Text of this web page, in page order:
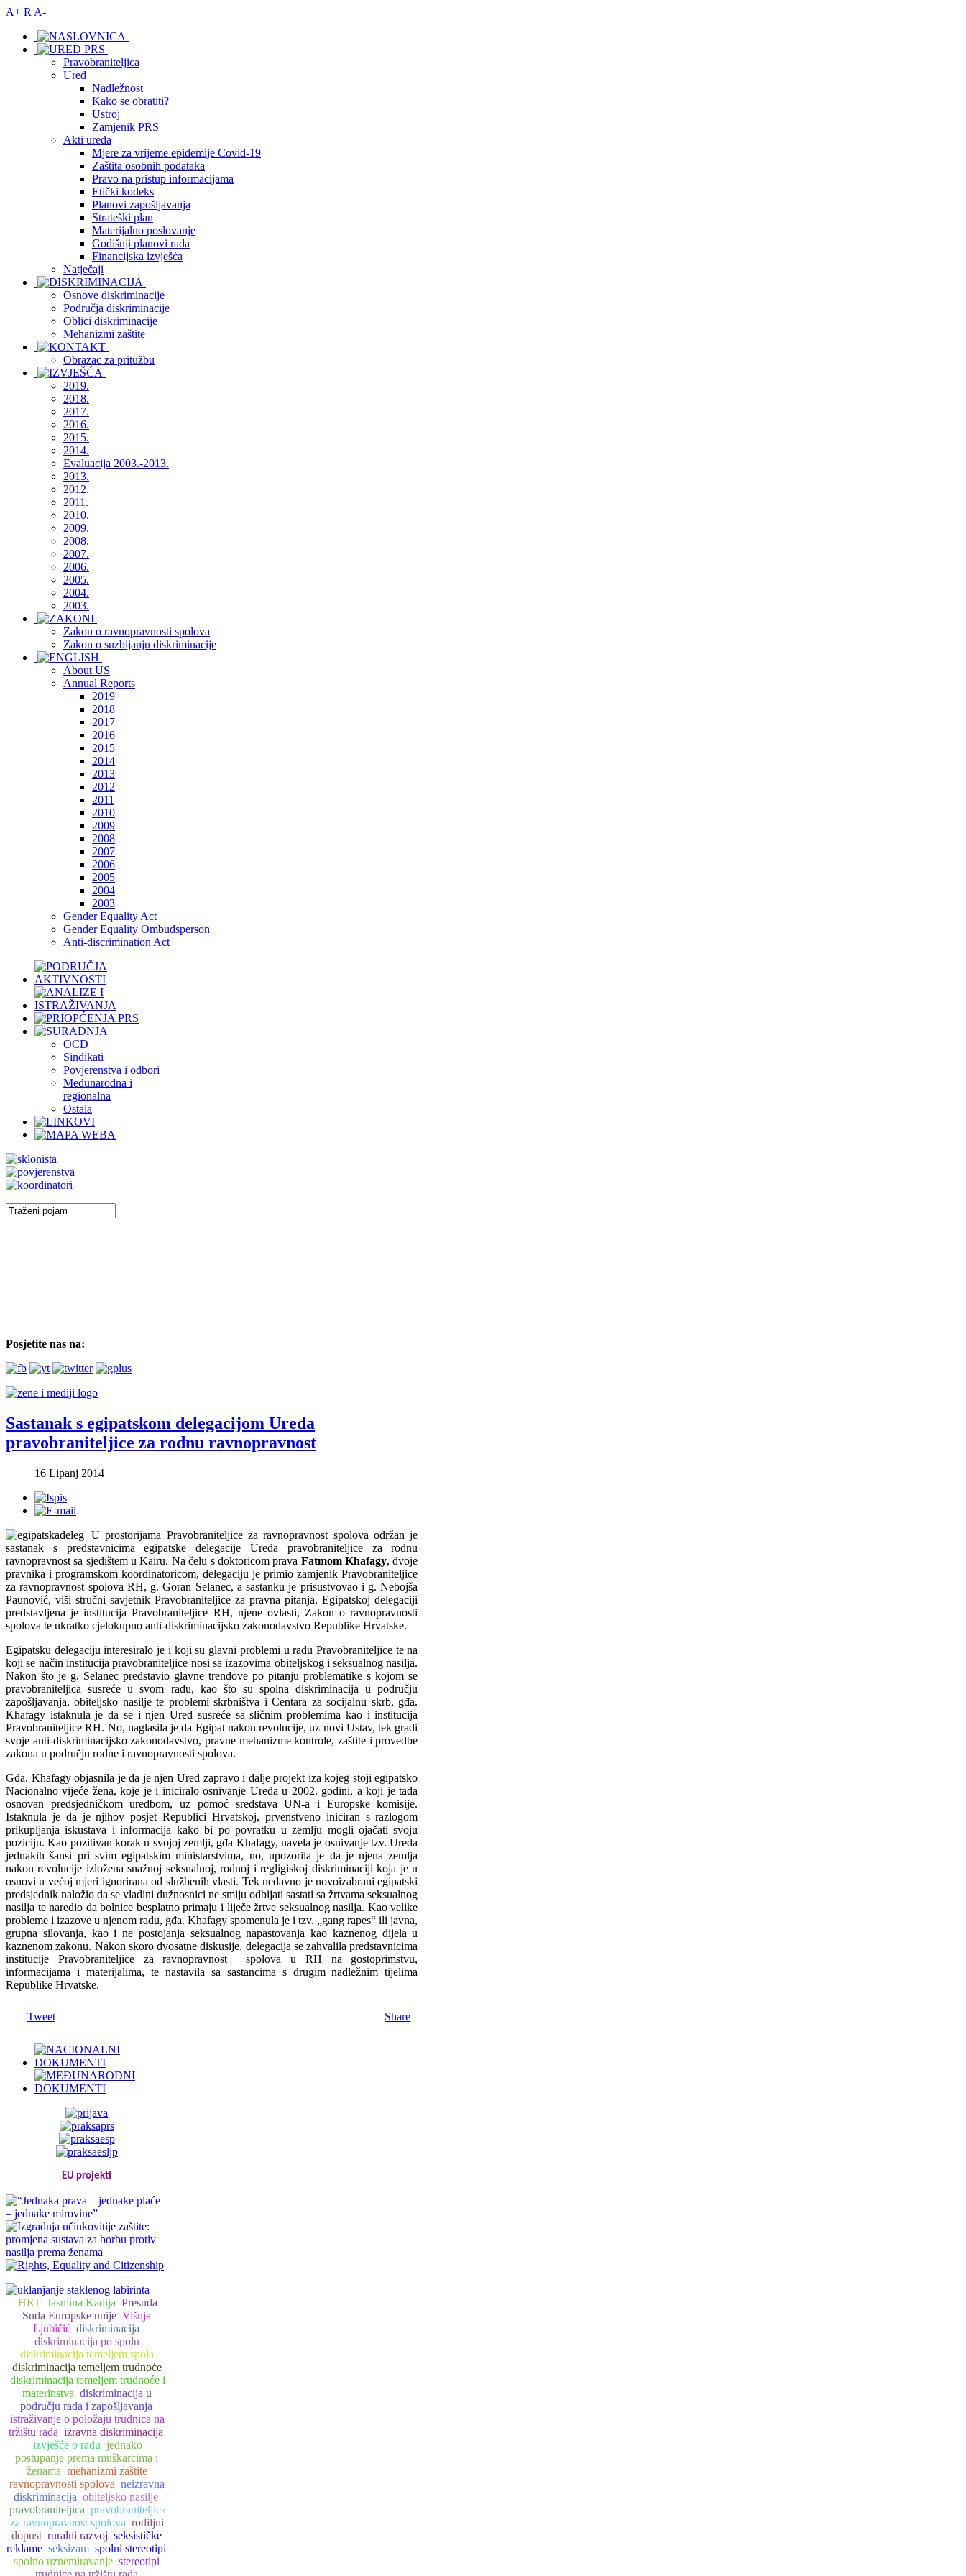
A+ R A-
Pravobraniteljica
Ured
Nadležnost
Kako se obratiti?
Ustroj
Zamjenik PRS
Akti ureda
Mjere za vrijeme epidemije Covid-19
Zaštita osobnih podataka
Pravo na pristup informacijama
Etički kodeks
Planovi zapošljavanja
Strateški plan
Materijalno poslovanje
Godišnji planovi rada
Financijska izvješća
Natječaji
Osnove diskriminacije
Područja diskriminacije
Oblici diskriminacije
Mehanizmi zaštite
Obrazac za pritužbu
2019.
2018.
2017.
2016.
2015.
2014.
Evaluacija 2003.-2013.
2013.
2012.
2011.
2010.
2009.
2008.
2007.
2006.
2005.
2004.
2003.
Zakon o ravnopravnosti spolova
Zakon o suzbijanju diskriminacije
About US
Annual Reports
2019
2018
2017
2016
2015
2014
2013
2012
2011
2010
2009
2008
2007
2006
2005
2004
2003
Gender Equality Act
Gender Equality Ombudsperson
Anti-discrimination Act
OCD
Sindikati
Povjerenstva i odbori
Međunarodna i
regionalna
Ostala
Posjetite nas na:
Sastanak s egipatskom delegacijom Ureda
pravobraniteljice za rodnu ravnopravnost
16 Lipanj 2014
U prostorijama Pravobraniteljice za ravnopravnost spolova održan je
sastanak s predstavnicima egipatske delegacije Ureda pravobraniteljice za rodnu
ravnopravnost sa sjedištem u Kairu. Na čelu s doktoricom prava Fatmom Khafagy, dvoje
pravnika i programskom koordinatoricom, delegaciju je primio zamjenik Pravobraniteljice
za ravnopravnost spolova RH, g. Goran Selanec, a sastanku je prisustvovao i g. Nebojša
Paunović, viši stručni savjetnik Pravobraniteljice za pravna pitanja. Egipatskoj delegaciji
predstavljena je institucija Pravobraniteljice RH, njene ovlasti, Zakon o ravnopravnosti
spolova te ukratko cjelokupno anti-diskriminacijsko zakonodavstvo Republike Hrvatske.
Egipatsku delegaciju interesiralo je i koji su glavni problemi u radu Pravobraniteljice te na
koji se način institucija pravobraniteljice nosi sa izazovima obiteljskog i seksualnog nasilja.
Nakon što je g. Selanec predstavio glavne trendove po pitanju problematike s kojom se
pravobraniteljica susreće u svom radu, kao što su spolna diskriminacija u području
zapošljavanja, obiteljsko nasilje te problemi skrbništva i Centara za socijalnu skrb, gđa.
Khafagy istaknula je da se i njen Ured susreće sa sličnim problemima kao i institucija
Pravobraniteljice RH. No, naglasila je da Egipat nakon revolucije, uz novi Ustav, tek gradi
svoje anti-diskriminacijsko zakonodavstvo, pravne mehanizme kontrole, zaštite i provedbe
zakona u području rodne i ravnopravnosti spolova.
Gđa. Khafagy objasnila je da je njen Ured zapravo i dalje projekt iza kojeg stoji egipatsko
Nacionalno vijeće žena, koje je i iniciralo osnivanje Ureda u 2002. godini, a koji je tada
osnovan predsjedničkom uredbom, uz pomoć sredstava UN-a i Europske komisije.
Istaknula je da je njihov posjet Republici Hrvatskoj, prvenstveno iniciran s razlogom
prikupljanja iskustava i informacija kako bi po povratku u zemlju mogli ojačati svoju
poziciju. Kao pozitivan korak u svojoj zemlji, gđa Khafagy, navela je osnivanje tzv. Ureda
jednakih šansi pri svim egipatskim ministarstvima, no, upozorila je da je njena zemlja
nakon revolucije izložena snažnoj seksualnoj, rodnoj i regligiskoj diskriminaciji koja je u
osnovi u većoj mjeri ignorirana od službenih vlasti. Tek nedavno je novoizabrani egipatski
predsjednik naložio da se vladini dužnosnici ne smiju odbijati sastati sa žrtvama seksualnog
nasilja te naredio da bolnice besplatno primaju i liječe žrtve seksualnog nasilja. Kao velike
probleme i izazove u njenom radu, gđa. Khafagy spomenula je i tzv. „gang rapes“ ili javna,
grupna silovanja, kao i ne postojanja seksualnog napastovanja kao kaznenog dijela u
kaznenom zakonu. Nakon skoro dvosatne diskusije, delegacija se zahvalila predstavnicima
institucije Pravobraniteljice za ravnopravnost spolova u RH na gostoprimstvu,
informacijama i materijalima, te nastavila sa sastancima s drugim nadležnim tijelima
Republike Hrvatske.
Tweet Share
EU projekti
HRT Jasmina Kadija Presuda
Suda Europske unije Višnja
Ljubičić diskriminacija
diskriminacija po spolu
diskriminacija temeljem spola
diskriminacija temeljem trudnoće
diskriminacija temeljem trudnoće i
materinstva diskriminacija u
području rada i zapošljavanja
istraživanje o položaju trudnica na
tržištu rada izravna diskriminacija
izvješće o radu jednako
postupanje prema muškarcima i
ženama mehanizmi zaštite
ravnopravnosti spolova neizravna
diskriminacija obiteljsko nasilje
pravobraniteljica pravobraniteljica
za ravnopravnost spolova rodiljni
dopust ruralni razvoj seksističke
reklame seksizam spolni stereotipi
spolno uznemiravanje stereotipi